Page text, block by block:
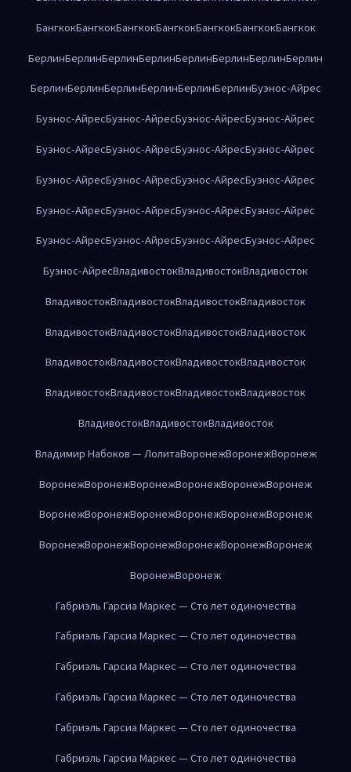
БангкокБангкокБангкокБангкокБангкокБангкокБангкок
БерлинБерлинБерлинБерлинБерлинБерлинБерлинБерлин
БерлинБерлинБерлинБерлинБерлинБерлинБуэнос-Айрес
Буэнос-АйресБуэнос-АйресБуэнос-АйресБуэнос-Айрес
Буэнос-АйресБуэнос-АйресБуэнос-АйресБуэнос-Айрес
Буэнос-АйресБуэнос-АйресБуэнос-АйресБуэнос-Айрес
Буэнос-АйресБуэнос-АйресБуэнос-АйресБуэнос-Айрес
Буэнос-АйресБуэнос-АйресБуэнос-АйресБуэнос-Айрес
Буэнос-АйресВладивостокВладивостокВладивосток
ВладивостокВладивостокВладивостокВладивосток
ВладивостокВладивостокВладивостокВладивосток
ВладивостокВладивостокВладивостокВладивосток
ВладивостокВладивостокВладивостокВладивосток
ВладивостокВладивостокВладивосток
Владимир Набоков — ЛолитаВоронежВоронежВоронеж
ВоронежВоронежВоронежВоронежВоронежВоронеж
ВоронежВоронежВоронежВоронежВоронежВоронеж
ВоронежВоронежВоронежВоронежВоронежВоронеж
ВоронежВоронеж
Габриэль Гарсиа Маркес — Сто лет одиночества
Габриэль Гарсиа Маркес — Сто лет одиночества
Габриэль Гарсиа Маркес — Сто лет одиночества
Габриэль Гарсиа Маркес — Сто лет одиночества
Габриэль Гарсиа Маркес — Сто лет одиночества
Габриэль Гарсиа Маркес — Сто лет одиночества